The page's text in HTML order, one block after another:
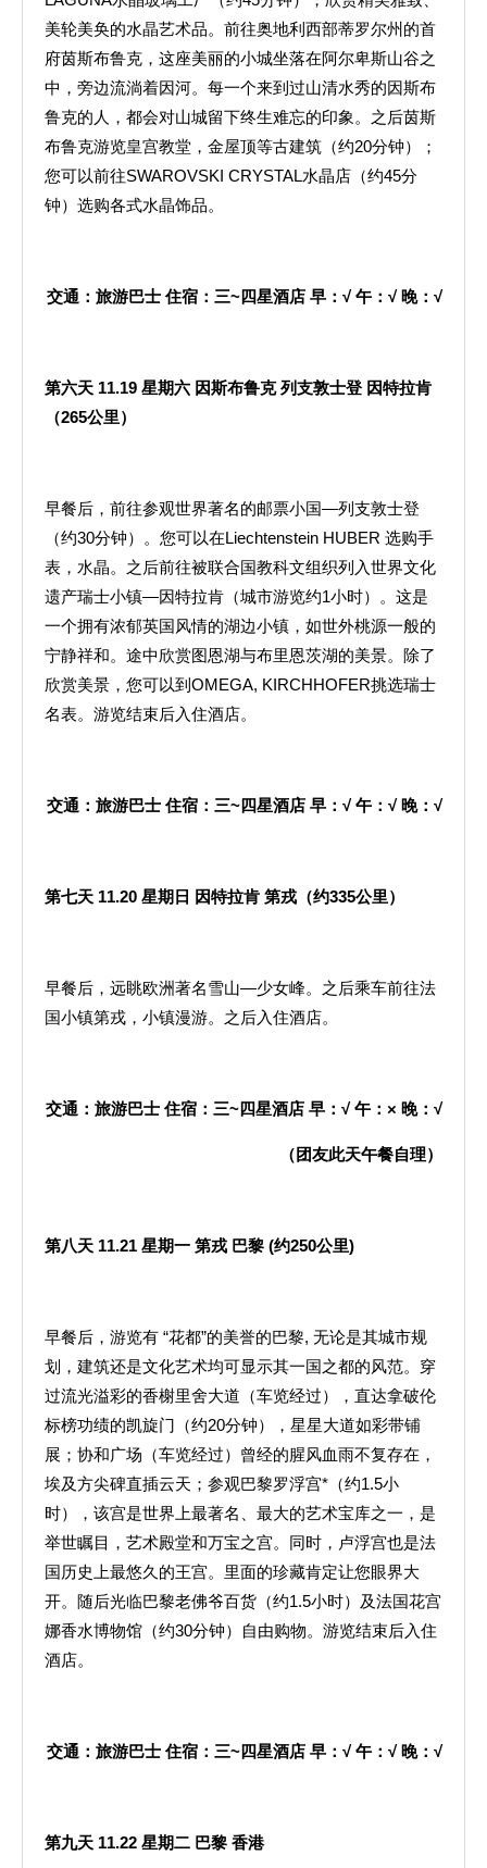
美轮美奂的水晶艺术品。前往奥地利西部蒂罗尔州的首
府茵斯布鲁克，这座美丽的小城坐落在阿尔卑斯山谷之
中，旁边流淌着因河。每一个来到过山清水秀的因斯布
鲁克的人，都会对山城留下终生难忘的印象。之后茵斯
布鲁克游览皇宫教堂，金屋顶等古建筑（约20分钟）；
您可以前往SWAROVSKI CRYSTAL水晶店（约45分
钟）选购各式水晶饰品。
交通：旅游巴士 住宿：三~四星酒店 早： √午： √ 晚： √
第六天 11.19 星期六 因斯布鲁克 列支敦士登 因特拉肯
（265公里）
早餐后，前往参观世界著名的邮票小国—列支敦士登
（约30分钟）。您可以在Liechtenstein HUBER 选购手
表，水晶。之后前往被联合国教科文组织列入世界文化
遗产瑞士小镇—因特拉肯（城市游览约1小时）。这是
一个拥有浓郁英国风情的湖边小镇，如世外桃源一般的
宁静祥和。途中欣赏图恩湖与布里恩茨湖的美景。除了
欣赏美景，您可以到OMEGA, KIRCHHOFER挑选瑞士
名表。游览结束后入住酒店。
交通：旅游巴士 住宿：三~四星酒店 早： √午： √ 晚： √
第七天 11.20 星期日 因特拉肯 第戎（约335公里）
早餐后，远眺欧洲著名雪山—少女峰。之后乘车前往法
国小镇第戎，小镇漫游。之后入住酒店。
交通：旅游巴士 住宿：三~四星酒店 早： √午： × 晚： √
（团友此天午餐自理）
第八天 11.21 星期一 第戎 巴黎 (约250公里)
早餐后，游览有 “花都”的美誉的巴黎, 无论是其城市规
划，建筑还是文化艺术均可显示其一国之都的风范。穿
过流光溢彩的香榭里舍大道（车览经过），直达拿破伦
标榜功绩的凯旋门（约20分钟），星星大道如彩带铺
展；协和广场（车览经过）曾经的腥风血雨不复存在，
埃及方尖碑直插云天；参观巴黎罗浮宫*（约1.5小
时），该宫是世界上最著名、最大的艺术宝库之一，是
举世瞩目，艺术殿堂和万宝之宫。同时，卢浮宫也是法
国历史上最悠久的王宫。里面的珍藏肯定让您眼界大
开。随后光临巴黎老佛爷百货（约1.5小时）及法国花宫
娜香水博物馆（约30分钟）自由购物。游览结束后入住
酒店。
交通：旅游巴士 住宿：三~四星酒店 早： √午： √ 晚： √
第九天 11.22 星期二 巴黎 香港